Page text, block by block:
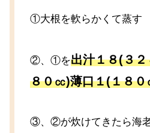
①大根を軟らかくて蒸す
②、①を出汁１８(３
８０㏄)薄口１(１８０
③、②が炊けてきたら海